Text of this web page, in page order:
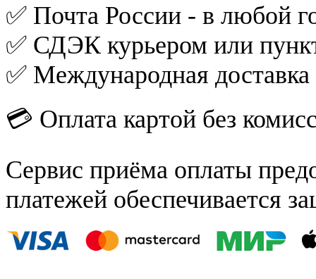
✅ Почта России - в любой
✅ СДЭК курьером или
✅ Международная
💳 Оплата картой без
Сервис приёма оплаты
платежей обеспечивается